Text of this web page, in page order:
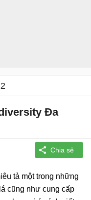
Đa
tả một trong những
cũng như cung cấp